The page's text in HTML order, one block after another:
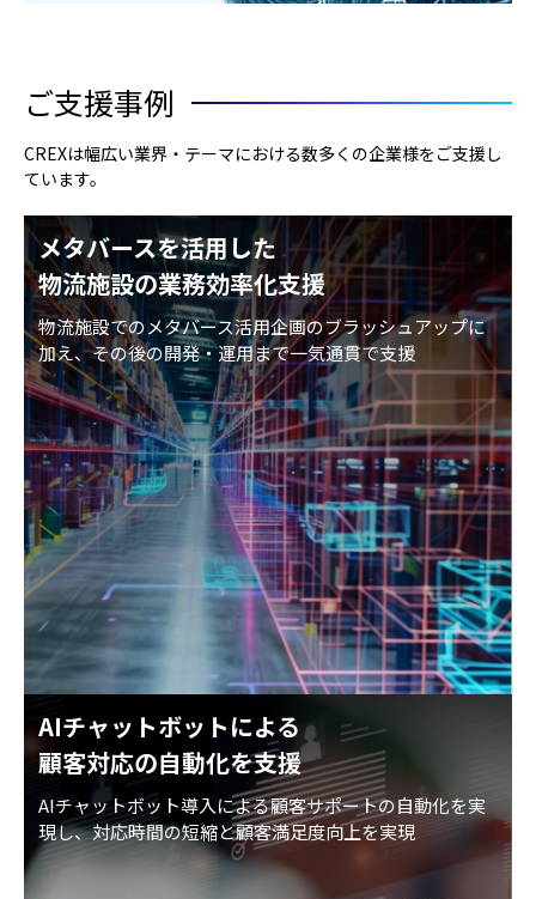
ご支援事例
CREXは幅広い業界・テーマにおける数多くの企業様をご支援し
ています。
メタバースを活用した
物流施設の業務効率化支援
物流施設でのメタバース活用企画のブラッシュアップに
加え、その後の開発・運用まで一気通貫で支援
AIチャットボットによる
顧客対応の自動化を支援
AIチャットボット導入による顧客サポートの自動化を実
現し、対応時間の短縮と顧客満足度向上を実現